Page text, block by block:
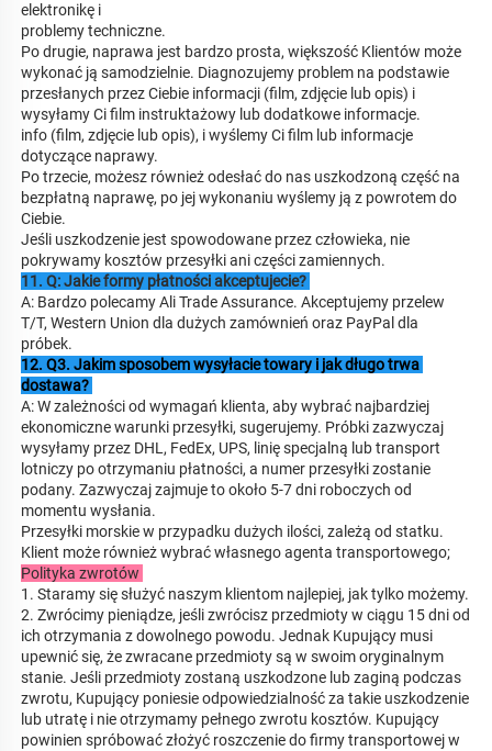
elektronikę i
problemy techniczne.
Po drugie, naprawa jest bardzo prosta, większość Klientów może
wykonać ją samodzielnie. Diagnozujemy problem na podstawie
przesłanych przez Ciebie informacji (film, zdjęcie lub opis) i
wysyłamy Ci film instruktażowy lub dodatkowe informacje.
info (film, zdjęcie lub opis), i wyślemy Ci film lub informacje
dotyczące naprawy.
Po trzecie, możesz również odesłać do nas uszkodzoną część na
bezpłatną naprawę, po jej wykonaniu wyślemy ją z powrotem do
Ciebie.
Jeśli uszkodzenie jest spowodowane przez człowieka, nie
pokrywamy kosztów przesyłki ani części zamiennych.
11. Q: Jakie formy płatności akceptujecie?
A: Bardzo polecamy Ali Trade Assurance. Akceptujemy przelew
T/T, Western Union dla dużych zamównień oraz PayPal dla
próbek.
12. Q3. Jakim sposobem wysyłacie towary i jak długo trwa
dostawa?
A: W zależności od wymagań klienta, aby wybrać najbardziej
ekonomiczne warunki przesyłki, sugerujemy. Próbki zazwyczaj
wysyłamy przez DHL, FedEx, UPS, linię specjalną lub transport
lotniczy po otrzymaniu płatności, a numer przesyłki zostanie
podany. Zazwyczaj zajmuje to około 5-7 dni roboczych od
momentu wysłania.
Przesyłki morskie w przypadku dużych ilości, zależą od statku.
Klient może również wybrać własnego agenta transportowego;
Polityka zwrotów
2. Zwrócimy pieniądze, jeśli zwrócisz przedmioty w ciągu 15 dni od
ich otrzymania z dowolnego powodu. Jednak Kupujący musi
upewnić się, że zwracane przedmioty są w swoim oryginalnym
stanie. Jeśli przedmioty zostaną uszkodzone lub zaginą podczas
zwrotu, Kupujący poniesie odpowiedzialność za takie uszkodzenie
lub utratę i nie otrzymamy pełnego zwrotu kosztów. Kupujący
powinien spróbować złożyć roszczenie do firmy transportowej w